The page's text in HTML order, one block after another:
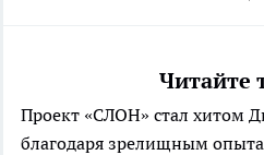
Читайте
Проект «СЛОН» стал хитом
благодаря зрелищным